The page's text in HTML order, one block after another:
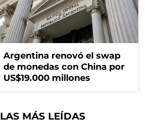
Argentina renovó el swap
de monedas con China por
US$19.000 millones
LAS MÁS LEÍDAS